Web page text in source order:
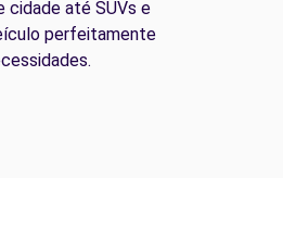
cidade até SUVs e
perfeitamente